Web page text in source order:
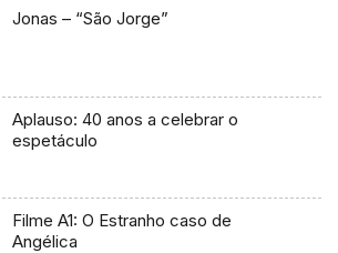
Jonas – “São Jorge”
Aplauso: 40 anos a celebrar o
espetáculo
Filme A1: O Estranho caso de
Angélica